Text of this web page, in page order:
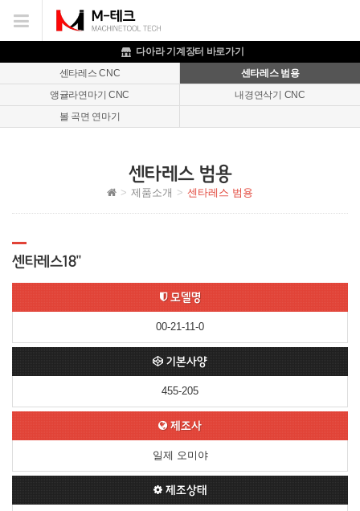
이메일을
입력하시면
등록
시
전송됩니다.
다아라 기계장터 바로가기
센타레스 CNC
센타레스 범용
앵귤라연마기 CNC
내경연삭기 CNC
볼 곡면 연마기
센타레스 범용
제품소개 센타레스 범용
센타레스18"
모델명
00-21-11-0
기본사양
455-205
제조사
일제 오미야
제조상태